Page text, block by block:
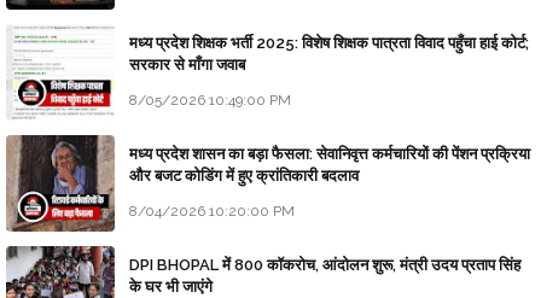
मध्य प्रदेश शिक्षक भर्ती 2025: विशेष शिक्षक पात्रता विवाद पहुँचा हाई कोर्ट;
सरकार से माँगा जवाब
8/05/2026 10:49:00 PM
मध्य प्रदेश शासन का बड़ा फैसला: सेवानिवृत्त कर्मचारियों की पेंशन प्रक्रिया
और बजट कोडिंग में हुए क्रांतिकारी बदलाव
8/04/2026 10:20:00 PM
DPI BHOPAL में 800 कॉकरोच, आंदोलन शुरू, मंत्री उदय प्रताप सिंह
के घर भी जाएंगे